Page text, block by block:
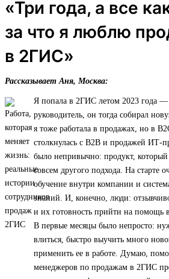
«Три года, а все
за что я люблю
в 2ГИС»
Рассказывает Аня, Москва:
Я попала в 2ГИС летом 2023 года
руководитель, он тогда собирал
я тоже работала в продажах, но в
столкнулась с B2B и продажей
было непривычно: продукт, который
совсем другого подхода. На старте
обучение внутри компании и
знаний. И, конечно, люди:
и их готовность прийти на помощь
В первые месяцы было непросто:
влиться, быстро выучить много
применить ее в работе. Думаю,
менеджеров по продажам в 2ГИС